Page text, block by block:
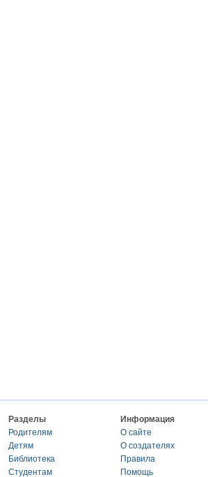
Разделы
Родителям
Детям
Библиотека
Студентам
Информация
О сайте
О создателях
Правила
Помощь